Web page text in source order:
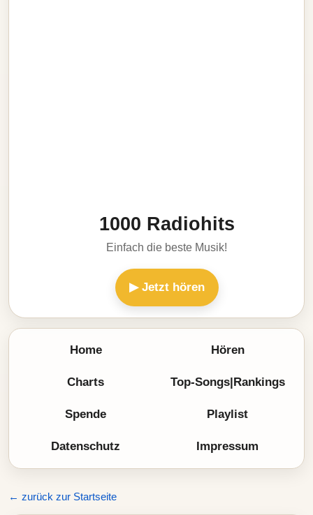
1000 Radiohits
Einfach die beste Musik!
▶ Jetzt hören
Home Hören
Charts Top-Songs|Rankings
Spende Playlist
Datenschutz Impressum
← zurück zur Startseite